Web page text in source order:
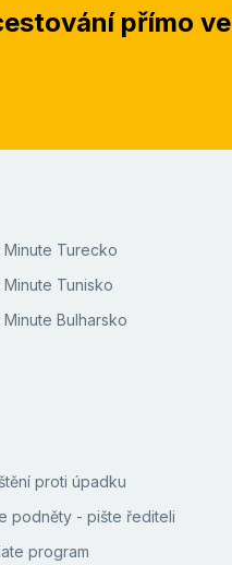
přímo ve
Minute Turecko
Minute Tunisko
Minute Bulharsko
proti úpadku
podněty - pište řediteli
program